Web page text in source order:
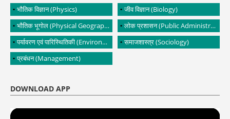
भौतिक विज्ञान (Physics)
जीव विज्ञान (Biology)
भौतिक भूगोल (Physical Geography)
लोक प्रशासन (Public Administration)
पर्यावरण एवं पारिस्थितिकी (Environment and Ecology)
समाजशास्त्र (Sociology)
प्रबंधन (Management)
DOWNLOAD APP